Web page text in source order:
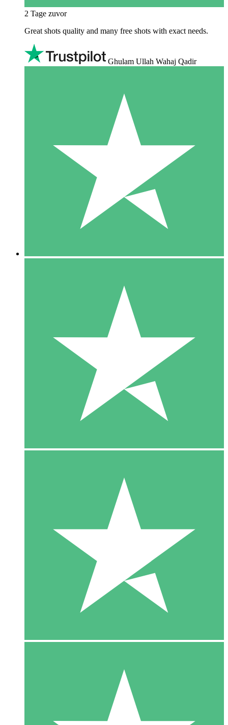
2 Tage zuvor
Great shots quality and many free shots with exact needs.
Ghulam Ullah Wahaj Qadir